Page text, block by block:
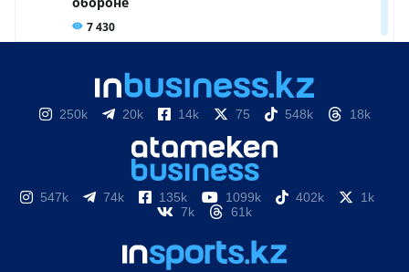
250k 20k 14k 75 548k 18k
547k 74k 135k 1099k 402k
1k
7k
61k